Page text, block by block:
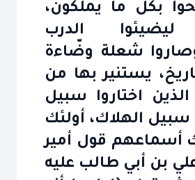
بكل ما يملكون،
ليضيئوا الدرب
وصاروا شعلة وضّاءة
يستنير بها من
اختاروا سبيل
سبيل الهلاك، أولئك
أسماعهم قول أمير
بن أبي طالب عليه